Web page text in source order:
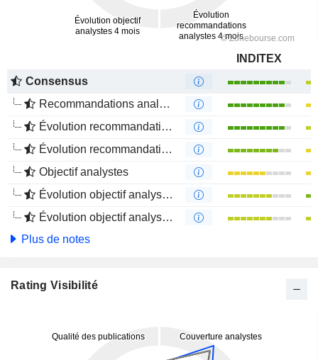
INDITEX
Consensus
Recommandations analystes
Évolution recommandations analystes 1 an
Évolution recommandations analystes 4 mois
Objectif analystes
Évolution objectif analystes 1 an
Évolution objectif analystes 4 mois
Plus de notes
Rating Visibilité